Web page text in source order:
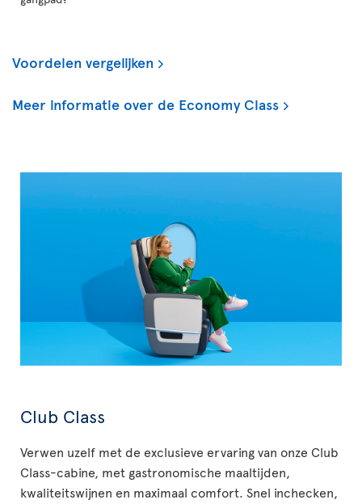
Voordelen vergelijken
Meer informatie over de Economy Class
Club Class
Verwen uzelf met de exclusieve ervaring van onze Club
Class-cabine, met gastronomische maaltijden,
kwaliteitswijnen en maximaal comfort. Snel inchecken,